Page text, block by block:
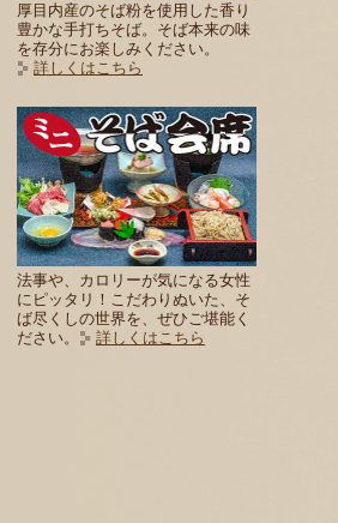
厚目内産のそば粉を使用した香り
豊かな手打ちそば。そば本来の味
を存分にお楽しみください。
詳しくはこちら
法事や、カロリーが気になる女性
にピッタリ！こだわりぬいた、そ
ば尽くしの世界を、ぜひご堪能く
ださい。
詳しくはこちら